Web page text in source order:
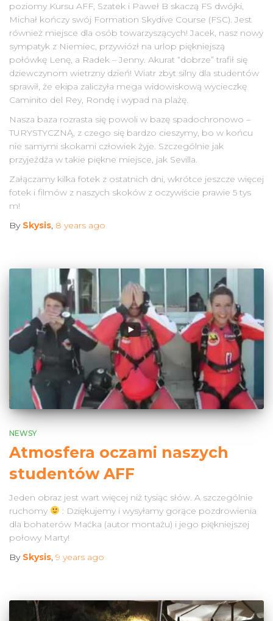
poziomy Kursu AFF, Szatek i Paweł B skaczą FS dwójki,
Michał kończy swój Formation Skydive Course (FSC). Jest
również miejsce dla osób towarzyszących! Jacek, nasz nowy
sympatyk z Niemiec, przywiózł na urlop piękniejszą
połówkę Lenę, a Radek – Jenny. Akurat “dobrze” trafił się
dziewczynom wietrzny dzień! Wiatr zbyt silny dla studentów
sprawił, że ekipa zaliczyła mega widowiskową wycieczkę
Caminito del Rey, Rondę i wypad na plażę.
Nasza baza rozrasta się powoli w bazę spadochronowo –
TURYSTYCZNĄ, z czego się bardzo cieszymy, bo w końcu
nie samymi skokami człowiek żyje. Szczególnie jak
przyjeżdża w takie piękne miejsce, jak Sevilla.
Załączamy kilka fotek z ostatnich dni, wkrótce jeszcze więcej
fotek i filmów z naszych skoków z oczywiście prawie 5 tys
m!
By Skysis, 8 years ago
NEWSY
Atmosfera oczami naszych
studentów AFF
Jeden obraz jest wart więcej niż tysiąc słów. A szczególnie
ruchomy
: Dziękujemy i wysyłamy gorące pozdrowienia
dla bohaterów Maćka (autor montażu) i jego piękniejszej
połowy Marty!
By Skysis, 9 years ago